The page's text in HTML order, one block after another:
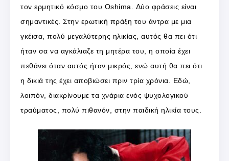
τον ερμητικό κόσμο του Oshima. Δύο φράσεις είναι
σημαντικές. Στην ερωτική πράξη του άντρα με μια
γκέισα, πολύ μεγαλύτερης ηλικίας, αυτός θα πει ότι
ήταν σα να αγκάλιαζε τη μητέρα του, η οποία έχει
πεθάνει όταν αυτός ήταν μικρός, ενώ αυτή θα πει ότι
η δικιά της έχει αποβιώσει πριν τρία χρόνια. Εδώ,
λοιπόν, διακρίνουμε τα χνάρια ενός ψυχολογικού
τραύματος, πολύ πιθανόν, στην παιδική ηλικία τους.